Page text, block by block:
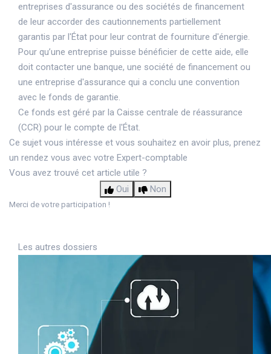
entreprises d'assurance ou des sociétés de financement
de leur accorder des cautionnements partiellement
garantis par l'État pour leur contrat de fourniture d'énergie.
Pour qu’une entreprise puisse bénéficier de cette aide, elle
doit contacter une banque, une société de financement ou
une entreprise d'assurance qui a conclu une convention
avec le fonds de garantie.
Ce fonds est géré par la Caisse centrale de réassurance
(CCR) pour le compte de l'État.
Ce sujet vous intéresse et vous souhaitez en avoir plus, prenez
un rendez vous avec votre Expert-comptable
Vous avez trouvé cet article utile ?
Oui
Non
Merci de votre participation !
Les autres dossiers